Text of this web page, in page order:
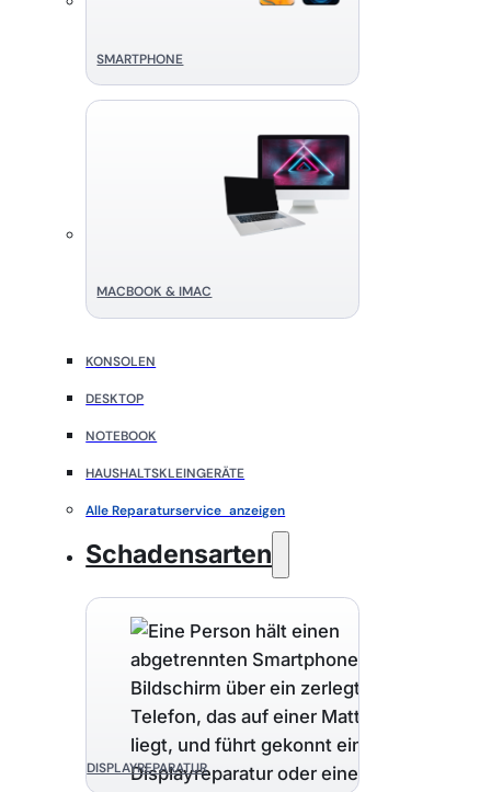
SMART­PHONE
MACBOOK & IMAC
KONSOLEN
DESKTOP
NOTEBOOK
HAUSHALTSKLEINGERÄTE
Alle Reparaturservice anzeigen
Schadensarten
DISPLAYREPARATUR